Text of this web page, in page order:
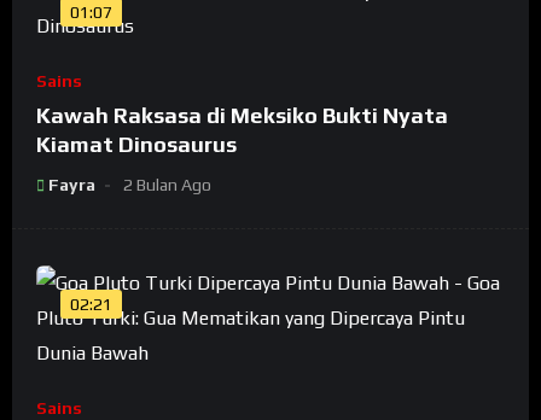
01:07
Sains
Kawah Raksasa di Meksiko Bukti Nyata
Kiamat Dinosaurus
Fayra 2 Bulan Ago
02:21
Sains